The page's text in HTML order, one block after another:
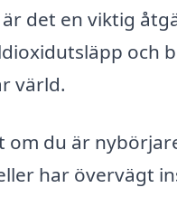
är det en viktig
och
värld.
om du är
har övervägt